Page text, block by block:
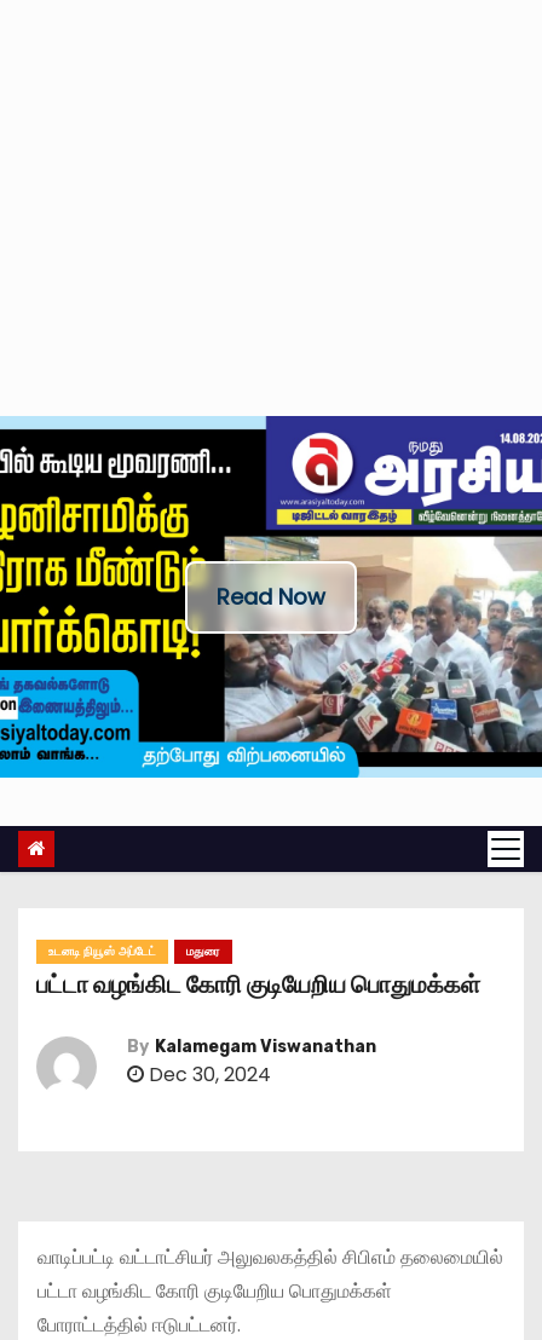
Read Now
உடனடி நியூஸ் அப்டேட் மதுரை
பட்டா வழங்கிட கோரி குடியேறிய பொதுமக்கள்
By Kalamegam Viswanathan
Dec 30, 2024
வாடிப்பட்டி வட்டாட்சியர் அலுவலகத்தில் சிபிஎம் தலைமையில்
பட்டா வழங்கிட கோரி குடியேறிய பொதுமக்கள்
போராட்டத்தில் ஈடுபட்டனர்.